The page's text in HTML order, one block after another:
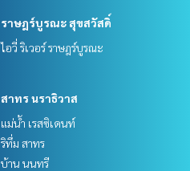
ราษฎร์บูรณะ สุขสวัสดิ์
ไอวี่ ริเวอร์ ราษฎร์บูรณะ
สาทร นราธิวาส
แม่น้ำ เรสซิเดนท์
ริทึ่ม สาทร
บ้าน นนทรี